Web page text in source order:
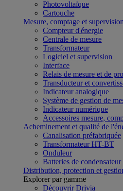
Photovoltaïque
Cartouche
Mesure, comptage et supervision
Compteur d'énergie
Centrale de mesure
Transformateur
Logiciel et supervision
Interface
Relais de mesure et de
Transducteur et
Indicateur analogique
Système de gestion de
Indicateur numérique
Accessoires mesure,
Acheminement et qualité de
Canalisation préfabriquée
Transformateur HT-BT
Onduleur
Batteries de condensateur
Distribution, protection et
Explorer par gamme
Découvrir Drivia